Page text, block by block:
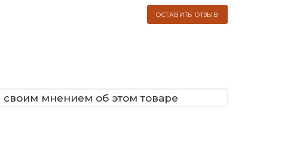
ОСТАВИТЬ ОТЗЫВ
мнением об этом товаре